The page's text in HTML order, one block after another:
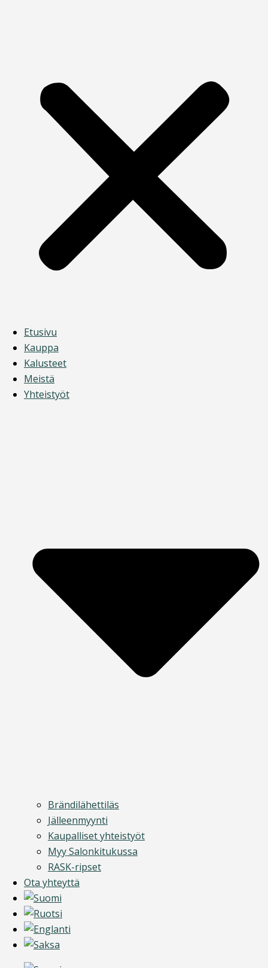
Etusivu
Kauppa
Kalusteet
Meistä
Yhteistyöt
Brändilähettiläs
Jälleenmyynti
Kaupalliset yhteistyöt
Myy Salonkitukussa
RASK-ripset
Ota yhteyttä